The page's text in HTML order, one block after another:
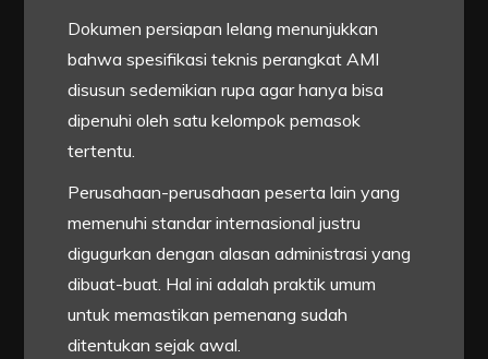
Dokumen persiapan lelang menunjukkan
bahwa spesifikasi teknis perangkat AMI
disusun sedemikian rupa agar hanya bisa
dipenuhi oleh satu kelompok pemasok
tertentu.
Perusahaan-perusahaan peserta lain yang
memenuhi standar internasional justru
digugurkan dengan alasan administrasi yang
dibuat-buat. Hal ini adalah praktik umum
untuk memastikan pemenang sudah
ditentukan sejak awal.